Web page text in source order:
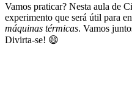
Vamos praticar? Nesta aula de
experimento que será útil para
máquinas térmicas. Vamos
Divirta-se! 😄